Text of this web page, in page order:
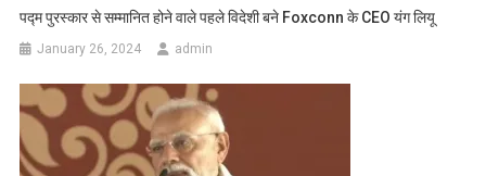
पद्म पुरस्कार से सम्मानित होने वाले पहले विदेशी बने Foxconn के CEO यंग लियू
January 26, 2024 admin